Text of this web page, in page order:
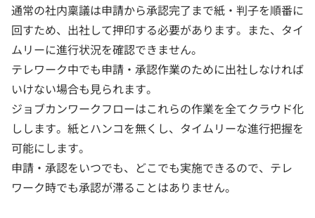
通常の社内稟議は申請から承認完了まで紙・判子を順番に
回すため、出社して押印する必要があります。また、タイ
ムリーに進行状況を確認できません。
テレワーク中でも申請・承認作業のために出社しなければ
いけない場合も見られます。
ジョブカンワークフローはこれらの作業を全てクラウド化
しします。紙とハンコを無くし、タイムリーな進行把握を
可能にします。
申請・承認をいつでも、どこでも実施できるので、テレ
ワーク時でも承認が滞ることはありません。